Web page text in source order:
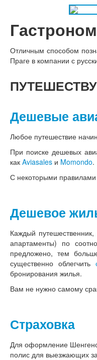
Отличным способом
Праге в компании с
Дешевые
Любое путешествие
При поиске дешевых
как Aviasales и Momondo.
С некоторыми
Дешевое
Каждый
апартаменты) по
предложено, тем
существенно облегчить
бронирования жилья.
Вам не нужно самому
Страховка
Для оформление
полис для выезжающих